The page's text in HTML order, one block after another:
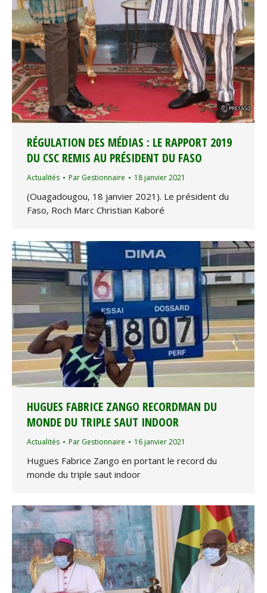
RÉGULATION DES MÉDIAS : LE RAPPORT 2019
DU CSC REMIS AU PRÉSIDENT DU FASO
Actualités Par Gestionnaire 18 janvier 2021
(Ouagadougou, 18 janvier 2021). Le président du
Faso, Roch Marc Christian Kaboré
HUGUES FABRICE ZANGO RECORDMAN DU
MONDE DU TRIPLE SAUT INDOOR
Actualités Par Gestionnaire 16 janvier 2021
Hugues Fabrice Zango en portant le record du
monde du triple saut indoor